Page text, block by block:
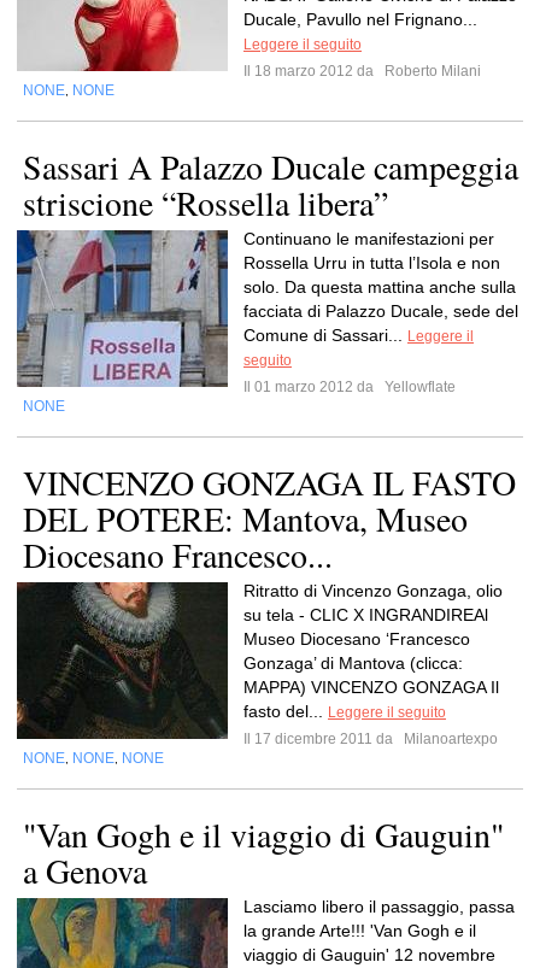
Ducale, Pavullo nel Frignano...
Leggere il seguito
Il 18 marzo 2012 da
Roberto Milani
NONE NONE
Sassari A Palazzo Ducale campeggia
striscione “Rossella libera”
Continuano le manifestazioni per
Rossella Urru in tutta l’Isola e non
solo. Da questa mattina anche sulla
facciata di Palazzo Ducale, sede del
Comune di Sassari...
Leggere il
seguito
Il 01 marzo 2012 da
Yellowflate
NONE
VINCENZO GONZAGA IL FASTO
DEL POTERE: Mantova, Museo
Diocesano Francesco...
Ritratto di Vincenzo Gonzaga, olio
su tela - CLIC X INGRANDIREAl
Museo Diocesano ‘Francesco
Gonzaga’ di Mantova (clicca:
MAPPA) VINCENZO GONZAGA Il
fasto del...
Leggere il seguito
Il 17 dicembre 2011 da
Milanoartexpo
NONE NONE NONE
"Van Gogh e il viaggio di Gauguin"
a Genova
Lasciamo libero il passaggio, passa
la grande Arte!!! 'Van Gogh e il
viaggio di Gauguin' 12 novembre